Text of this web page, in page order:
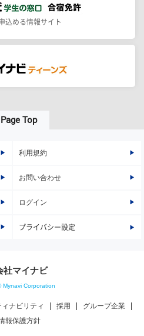
込める情報サイト
Page Top
利用規約
お問い合わせ
ログイン
プライバシー設定
社マイナビ
Mynavi Corporation
ナビリティ 採用
グループ企業
報保護方針